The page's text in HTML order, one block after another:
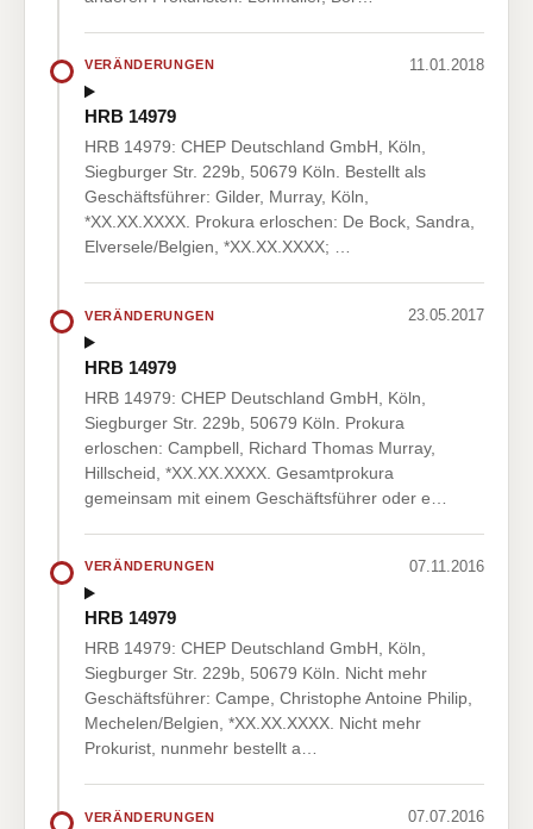
VERÄNDERUNGEN 11.01.2018
HRB 14979
HRB 14979: CHEP Deutschland GmbH, Köln,
Siegburger Str. 229b, 50679 Köln. Bestellt als
Geschäftsführer: Gilder, Murray, Köln,
*XX.XX.XXXX. Prokura erloschen: De Bock, Sandra,
Elversele/Belgien, *XX.XX.XXXX; …
VERÄNDERUNGEN 23.05.2017
HRB 14979
HRB 14979: CHEP Deutschland GmbH, Köln,
Siegburger Str. 229b, 50679 Köln. Prokura
erloschen: Campbell, Richard Thomas Murray,
Hillscheid, *XX.XX.XXXX. Gesamtprokura
gemeinsam mit einem Geschäftsführer oder e…
VERÄNDERUNGEN 07.11.2016
HRB 14979
HRB 14979: CHEP Deutschland GmbH, Köln,
Siegburger Str. 229b, 50679 Köln. Nicht mehr
Geschäftsführer: Campe, Christophe Antoine Philip,
Mechelen/Belgien, *XX.XX.XXXX. Nicht mehr
Prokurist, nunmehr bestellt a…
VERÄNDERUNGEN 07.07.2016